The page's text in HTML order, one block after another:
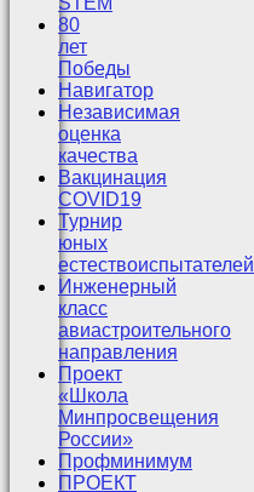
80
лет
Победы
Навигатор
Независимая
оценка
качества
Вакцинация
COVID19
Турнир
юных
естествоиспытателей
Инженерный
класс
авиастроительного
направления
Проект
«Школа
Минпросвещения
России»
Профминимум
ПРОЕКТ